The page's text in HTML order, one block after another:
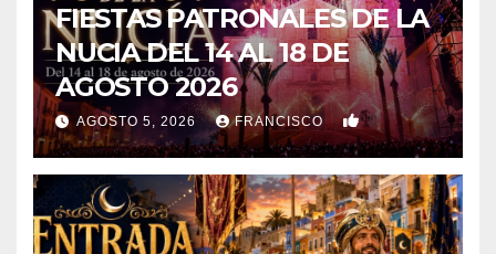
FIESTAS PATRONALES DE LA
NUCIA DEL 14 AL 18 DE
AGOSTO 2026
AGOSTO 5, 2026 FRANCISCO 0